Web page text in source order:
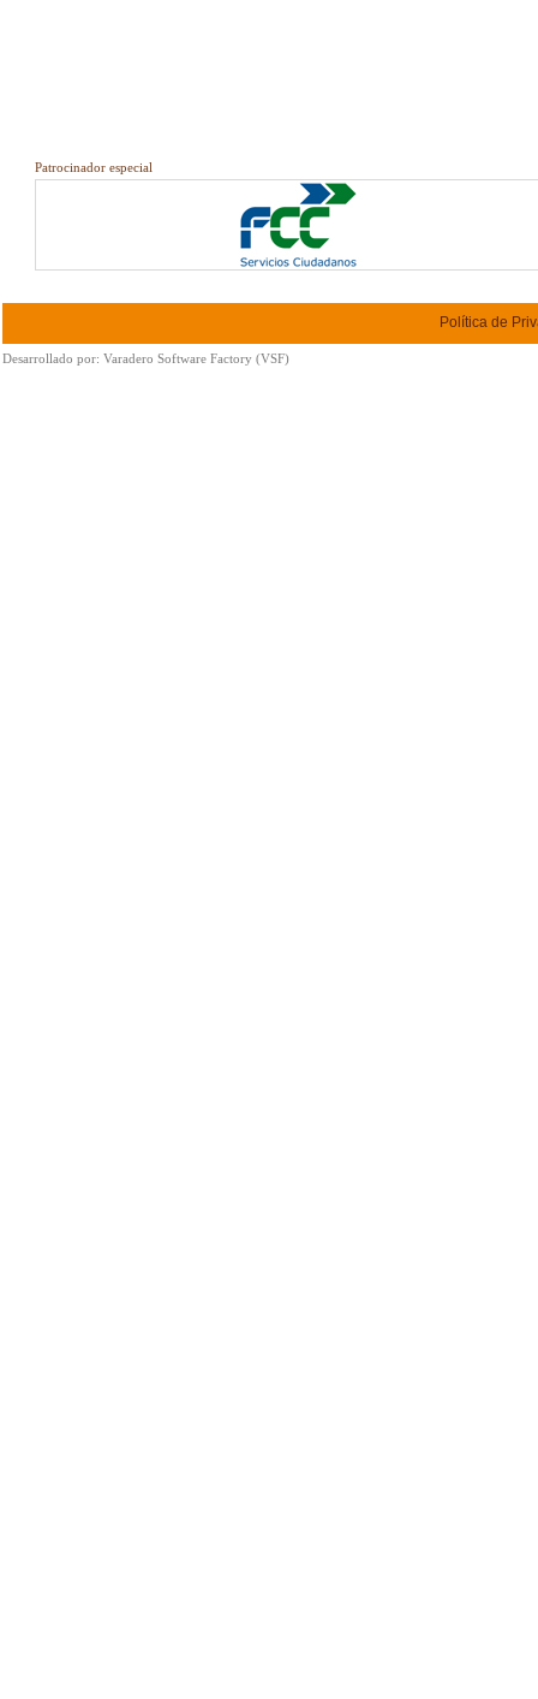
Patrocinador especial
Política de
Desarrollado por: Varadero Software Factory (VSF)